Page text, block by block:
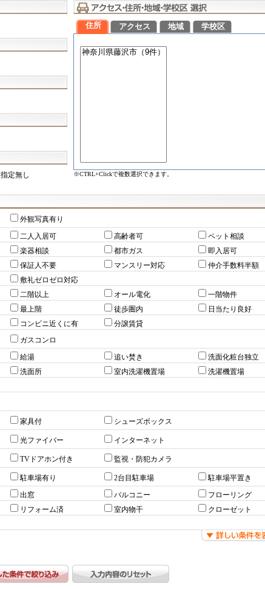
指定無し
住所 アクセス 地域 学校区
※CTRL+Clickで複数選択できます。
外観写真有り
二人入居可 高齢者可
ペット相談
楽器相談 都市ガス
即入居可
保証人不要 マンスリー対応
仲介手数料半額
敷礼ゼロゼロ対応
二階以上 オール電化
一階物件
最上階 徒歩圏内
日当たり良好
コンビニ近くに有 分譲賃貸
ガスコンロ
給湯 追い焚き
洗面化粧台独立
洗面所 室内洗濯機置場
洗濯機置場
家具付 シューズボックス
光ファイバー インターネット
TVドアホン付き 監視・防犯カメラ
駐車場有り 2台目駐車場 駐車場平置き
出窓 バルコニー
フローリング
リフォーム済 室内物干
クローゼット